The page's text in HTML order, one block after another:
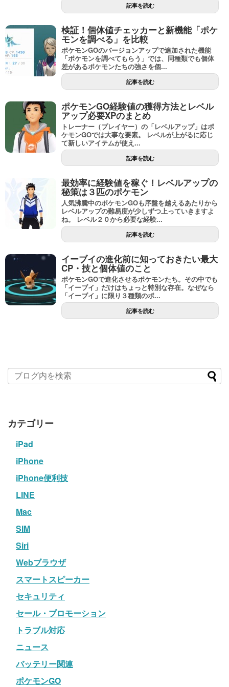
記事を読む
検証！個体値チェッカーと新機能「ポケ
モンを調べる」を比較
ポケモンGOのバージョンアップで追加された機能
「ポケモンを調べてもらう」では、同種類でも個体
差があるポケモンたちの強さを個...
記事を読む
ポケモンGO経験値の獲得方法とレベル
アップ必要XPのまとめ
トレーナー（プレイヤー）の「レベルアップ」はポ
ケモンGOでは大事な要素。 レベルが上がるに応じ
て新しいアイテムが使え...
記事を読む
最効率に経験値を稼ぐ！レベルアップの
秘策は３匹のポケモン
人気沸騰中のポケモンGOも序盤を越えるあたりから
レベルアップの難易度が少しずつ上っていきますよ
ね。 レベル２０から必要な経験...
記事を読む
イーブイの進化前に知っておきたい最大
CP・技と個体値のこと
ポケモンGOで進化させるポケモンたち。その中でも
「イーブイ」だけはちょっと特別な存在。なぜなら
「イーブイ」に限り３種類のポ...
記事を読む
カテゴリー
iPad
iPhone
iPhone便利技
LINE
Mac
SIM
Siri
Webブラウザ
スマートスピーカー
セキュリティ
セール・プロモーション
トラブル対応
ニュース
バッテリー関連
ポケモンGO